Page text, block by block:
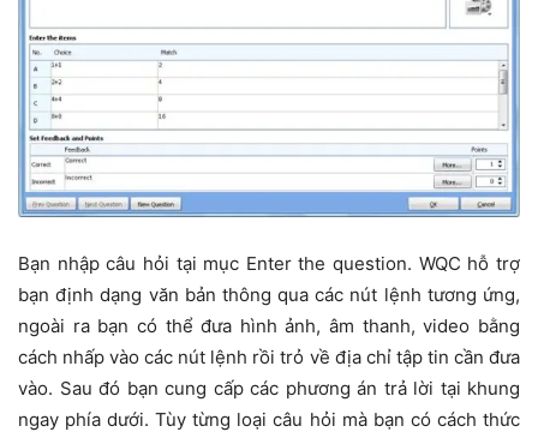
Bạn nhập câu hỏi tại mục Enter the question. WQC hỗ trợ
bạn định dạng văn bản thông qua các nút lệnh tương ứng,
ngoài ra bạn có thể đưa hình ảnh, âm thanh, video bằng
cách nhấp vào các nút lệnh rồi trỏ về địa chỉ tập tin cần đưa
vào. Sau đó bạn cung cấp các phương án trả lời tại khung
ngay phía dưới. Tùy từng loại câu hỏi mà bạn có cách thức